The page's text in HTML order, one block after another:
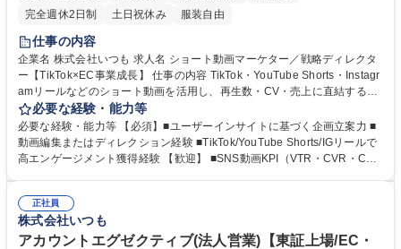
完全週休2日制
土日祝休み 服装自由
仕事の内容
企業名 株式会社いつも 求人名 ショート動画マーケター／戦略ディレクタ
ー【TikTok×EC事業成長】 仕事の内容 TikTok・YouTube Shorts・Instagr
amリールなどのショート動画を活用し、再生数・CV・売上に直結するコ
ンテンツ戦略を企画・実行。撮影・編集・投稿・分析までPDCAを高速で
回し、EC事業の成長に貢献します。 ■SNS（TikTok/YouTube Shorts/IG R
eels）のショート動画戦略立案 ■ユーザーインサイト×トレンドを踏まえ
た「売れる動画」企画・構成案作成 ■クリエイター/インフルエンサーとの
ト）と改善施策実行 ■商品売上戦略に連動したコンテンツ設計と高速PDC
A推進 募集職種 ショート動画マーケター／戦略ディレクター【TikTok×EC
事業成長】
必要な経験・能力等
必要な経験・能力等 【必須】■ユーザーインサイトに基づく企画立案力 ■
動画編集またはディレクション経験 ■TikTok/YouTube Shorts/IGリールで
高エンゲージメント獲得経験 【歓迎】 ■SNS動画KPI（VTR・CVR・CT
コンテンツ設計スキル 学歴・資格 学歴：大学院 大学 高専 短大 専修学校
高校 語学力： 資格：
正社員
株式会社いつも
アカウントエグゼクティブ(法人営業)【東証上場/EC・